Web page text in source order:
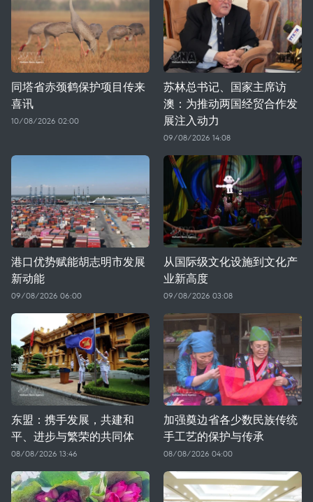
同塔省赤颈鹤保护项目传来
喜讯
10/08/2026 02:00
苏林总书记、国家主席访
澳：为推动两国经贸合作发
展注入动力
09/08/2026 14:08
港口优势赋能胡志明市发展
新动能
09/08/2026 06:00
从国际级文化设施到文化产
业新高度
09/08/2026 03:08
东盟：携手发展，共建和
平、进步与繁荣的共同体
08/08/2026 13:46
加强奠边省各少数民族传统
手工艺的保护与传承
08/08/2026 04:00